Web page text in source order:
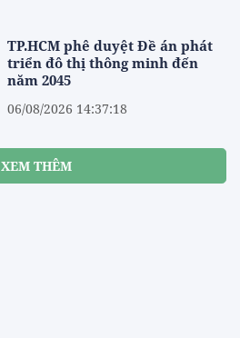
TP.HCM phê duyệt Đề án phát
triển đô thị thông minh đến
năm 2045
06/08/2026 14:37:18
XEM THÊM